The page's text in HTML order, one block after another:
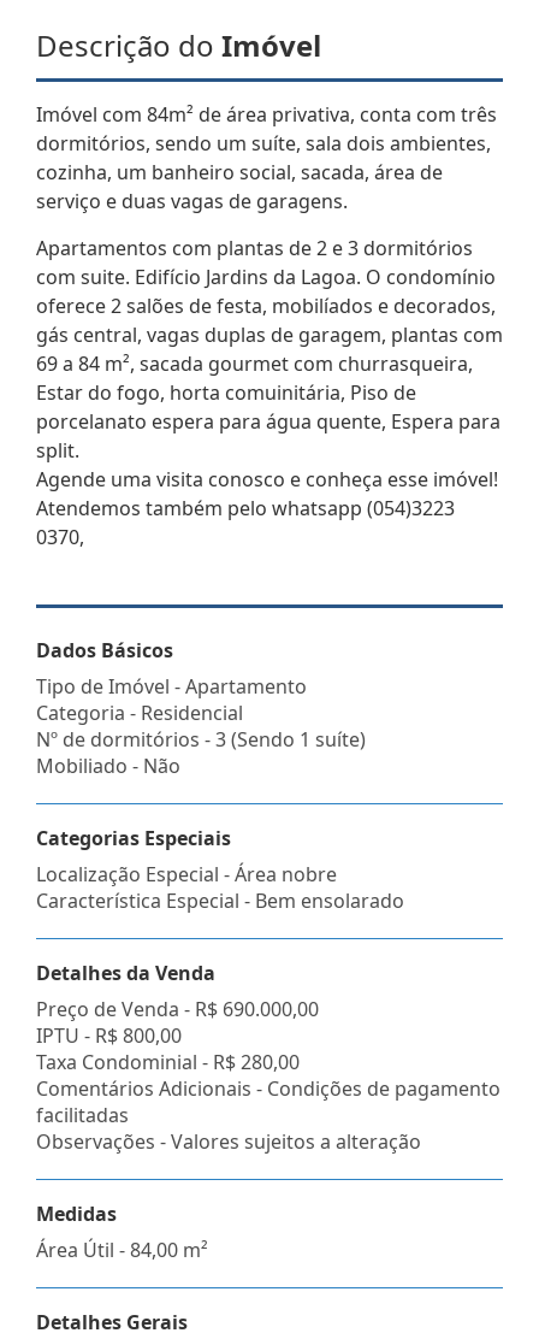
Descrição do Imóvel
Imóvel com 84m² de área privativa, conta com três
dormitórios, sendo um suíte, sala dois ambientes,
cozinha, um banheiro social, sacada, área de
serviço e duas vagas de garagens.
Apartamentos com plantas de 2 e 3 dormitórios
com suite. Edifício Jardins da Lagoa. O condomínio
oferece 2 salões de festa, mobilíados e decorados,
gás central, vagas duplas de garagem, plantas com
69 a 84 m², sacada gourmet com churrasqueira,
Estar do fogo, horta comuinitária, Piso de
porcelanato espera para água quente, Espera para
split.
Agende uma visita conosco e conheça esse imóvel!
Atendemos também pelo whatsapp (054)3223
0370,
Dados Básicos
Tipo de Imóvel - Apartamento
Categoria - Residencial
Nº de dormitórios - 3 (Sendo 1 suíte)
Mobiliado - Não
Categorias Especiais
Localização Especial - Área nobre
Característica Especial - Bem ensolarado
Detalhes da Venda
Preço de Venda - R$ 690.000,00
IPTU - R$ 800,00
Taxa Condominial - R$ 280,00
Comentários Adicionais - Condições de pagamento
facilitadas
Observações - Valores sujeitos a alteração
Medidas
Área Útil - 84,00 m²
Detalhes Gerais